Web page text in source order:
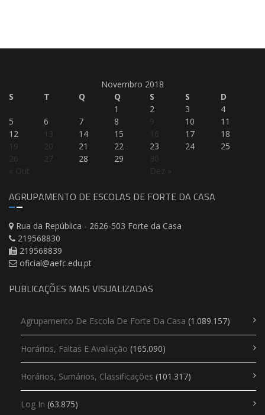
Novembro 2018
S
T Q Q S S D
« Out Dez »
1 2 3
4
5
6 7 8 9 10
11
12
13 14 15 16 17
18
19
20 21 22 23 24
25
26
27 28 29 30
AGRUPAMENTO DE ESCOLAS DE FORTE DA CASA
Rua da República - 2626-503 Forte da Casa
219568830
219568839
oficial@aefc.edu.pt
PUBLICAÇÕES MAIS VISUALIZADAS
Agrupamento De Escola De Forte Da Casa (1.089.157)
Horários, Faltas E Avaliação (165.090)
Horários, Sumários, Classificações (101.317)
Log In (63.875)